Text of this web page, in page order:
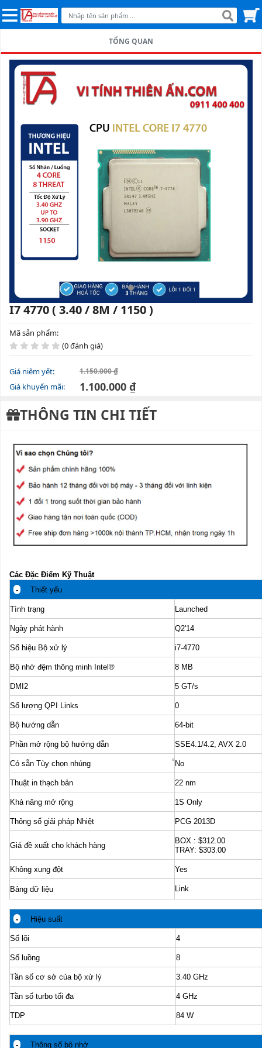
TỔNG QUAN
I7 4770 ( 3.40 / 8M / 1150 )
Mã sản phẩm:
(0 đánh giá)
Giá niêm yết: 1.150.000 ₫
Giá khuyến mãi: 1.100.000 ₫
THÔNG TIN CHI TIẾT
Các Đặc Điểm Kỹ Thuật
-
Thiết yếu
Tình trạng Launched
Ngày phát hành Q2'14
Số hiệu Bộ xử lý i7-4770
Bộ nhớ đệm thông minh Intel® 8 MB
DMI2 5 GT/s
Số lượng QPI Links 0
Bộ hướng dẫn 64-bit
Phần mở rộng bộ hướng dẫn SSE4.1/4.2, AVX 2.0
Có sẵn Tùy chọn nhúng No
Thuật in thạch bản 22 nm
Khả năng mở rộng 1S Only
Thông số giải pháp Nhiệt PCG 2013D
Giá đề xuất cho khách hàng
BOX : $312.00
TRAY: $303.00
Không xung đột Yes
Bảng dữ liệu Link
- Hiệu suất
Số lõi 4
Số luồng 8
Tần số cơ sở của bộ xử lý 3.40 GHz
Tần số turbo tối đa 4 GHz
TDP 84 W
- Thông số bộ nhớ